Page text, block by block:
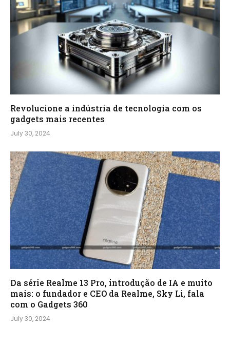
Revolucione a indústria de tecnologia com os
gadgets mais recentes
July 30, 2024
Da série Realme 13 Pro, introdução de IA e muito
mais: o fundador e CEO da Realme, Sky Li, fala
com o Gadgets 360
July 30, 2024